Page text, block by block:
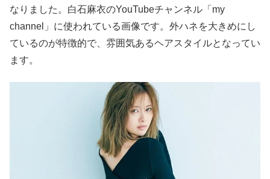
なりました。白石麻衣のYouTubeチャンネル「my
channel」に使われている画像です。外ハネを大きめにし
ているのが特徴的で、雰囲気あるヘアスタイルとなってい
ます。